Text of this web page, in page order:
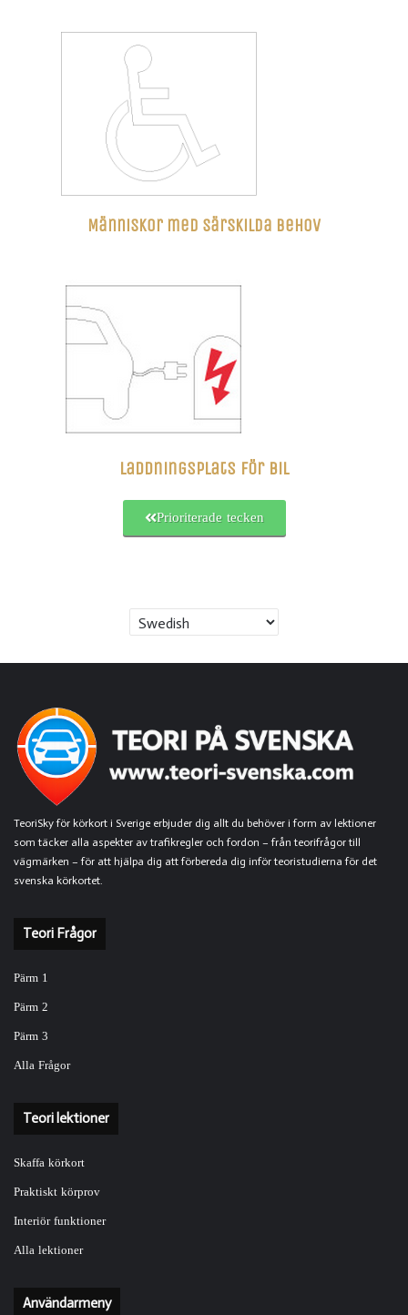
Människor med särskilda behov
Laddningsplats för bil
Prioriterade tecken
TeoriSky för körkort i Sverige erbjuder dig allt du behöver i form av lektioner
som täcker alla aspekter av trafikregler och fordon – från teorifrågor till
vägmärken – för att hjälpa dig att förbereda dig inför teoristudierna för det
svenska körkortet.
Teori Frågor
Pärm 1
Pärm 2
Pärm 3
Alla Frågor
Teori lektioner
Skaffa körkort
Praktiskt körprov
Interiör funktioner
Alla lektioner
Användarmeny